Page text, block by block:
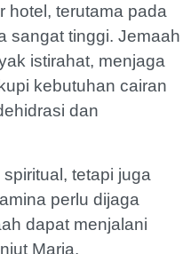
hotel, terutama pada
sangat tinggi. Jemaah
istirahat, menjaga
kebutuhan cairan
dan
tetapi juga
perlu dijaga
dapat menjalani
Maria.